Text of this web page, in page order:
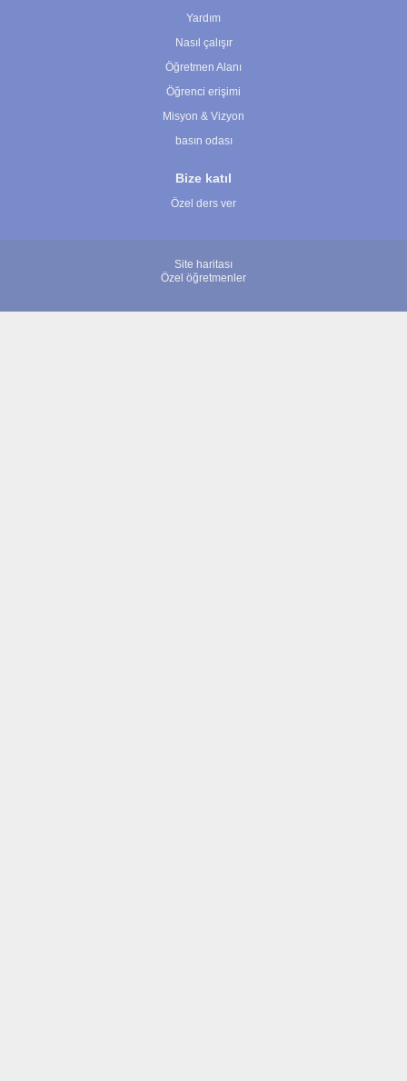
Yardım
Nasıl çalışır
Öğretmen Alanı
Öğrenci erişimi
Misyon & Vizyon
basın odası
Bize katıl
Özel ders ver
Site haritası
Özel öğretmenler